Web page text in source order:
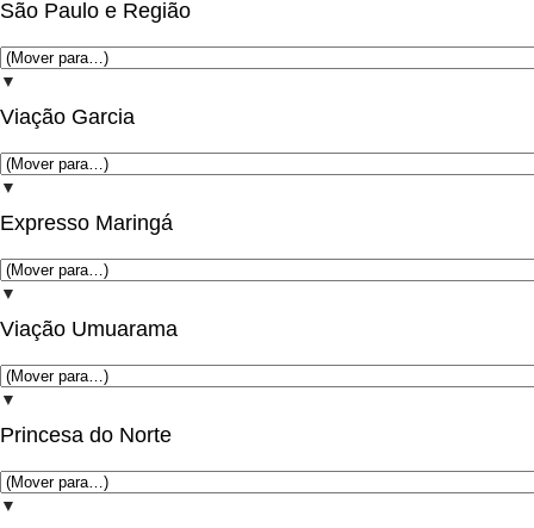
São Paulo e Região
▼
Viação Garcia
▼
Expresso Maringá
▼
Viação Umuarama
▼
Princesa do Norte
▼